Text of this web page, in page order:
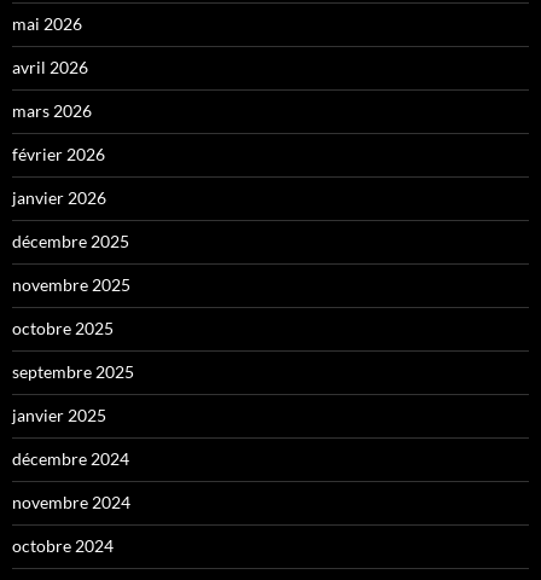
mai 2026
avril 2026
mars 2026
février 2026
janvier 2026
décembre 2025
novembre 2025
octobre 2025
septembre 2025
janvier 2025
décembre 2024
novembre 2024
octobre 2024